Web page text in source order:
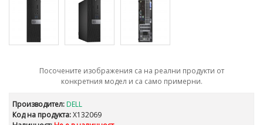
Посочените изображения са на реални продукти от
конкретния модел и са само примерни.
Производител: DELL
Код на продукта:X132069